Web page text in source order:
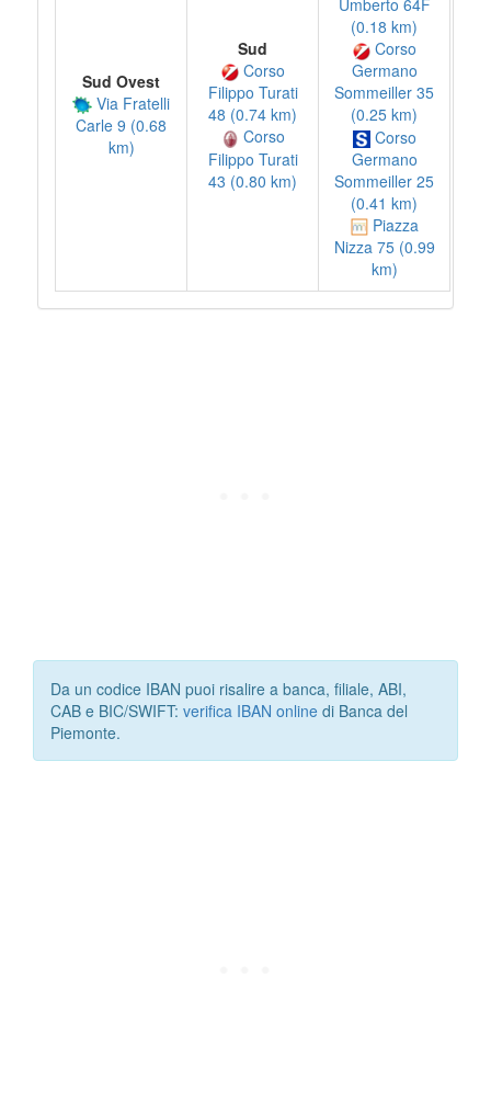
Sud Ovest
Via Fratelli
Carle 9 (0.68
km)
Sud
Corso
Filippo Turati
48 (0.74 km)
Corso
Filippo Turati
43 (0.80 km)
Umberto 64F
(0.18 km)
Corso
Germano
Sommeiller 35
(0.25 km)
Corso
Germano
Sommeiller 25
(0.41 km)
Piazza
Nizza 75 (0.99
km)
Da un codice IBAN puoi risalire a banca, filiale, ABI,
CAB e BIC/SWIFT: verifica IBAN online di Banca del
Piemonte.